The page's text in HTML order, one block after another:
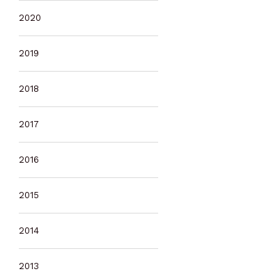
2020
2019
2018
2017
2016
2015
2014
2013